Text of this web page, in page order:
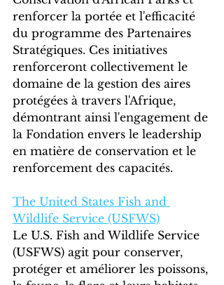
renforcer la portée et l'efficacité
du programme des Partenaires
Stratégiques. Ces initiatives
renforceront collectivement le
domaine de la gestion des aires
protégées à travers l'Afrique,
démontrant ainsi l'engagement de
la Fondation envers le leadership
en matière de conservation et le
renforcement des capacités.
The United States Fish and
Wildlife Service (USFWS)
Le U.S. Fish and Wildlife Service
(USFWS) agit pour conserver,
protéger et améliorer les poissons,